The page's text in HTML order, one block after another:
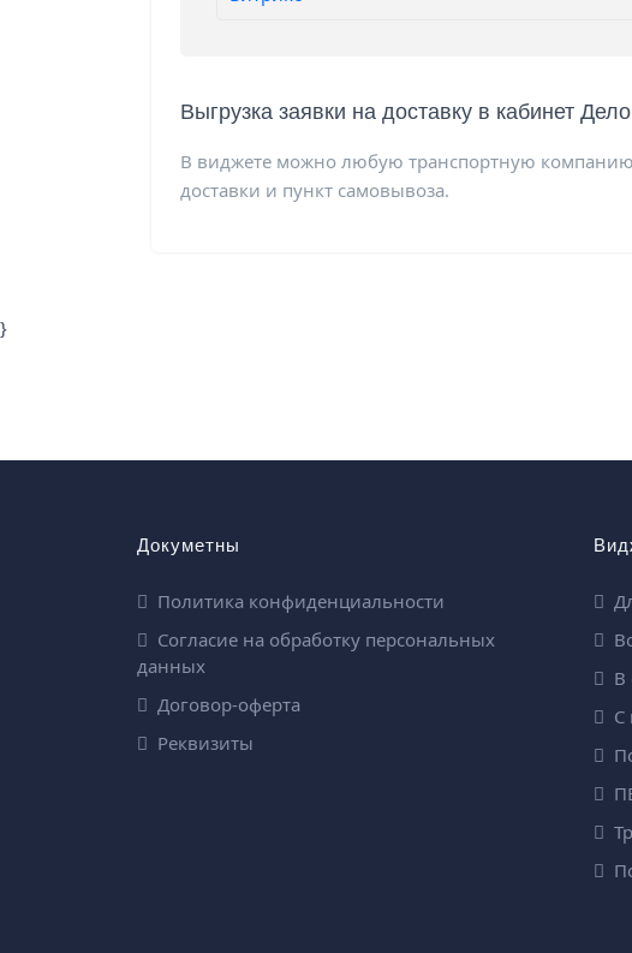
Выгрузка заявки на доставку в кабинет
В виджете можно любую транспортную
доставки и пункт самовывоза.
}
Докуметны
Политика конфиденциальности
Согласие на обработку персональных
данных
Договор-оферта
Реквизиты
В
С